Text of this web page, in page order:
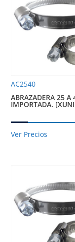
AC2540
ABRAZADERA 25 A
IMPORTADA.
Ver Precios